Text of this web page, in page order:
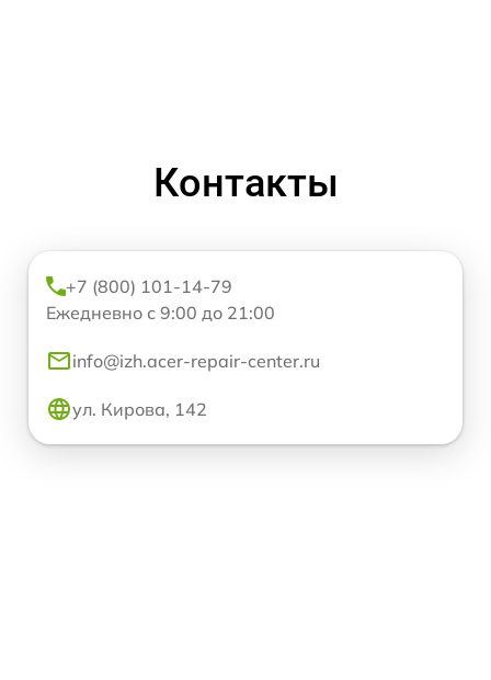
Контакты
+7 (800) 101-14-79
Ежедневно с 9:00 до 21:00
info@izh.acer-repair-center.ru
ул. Кирова, 142